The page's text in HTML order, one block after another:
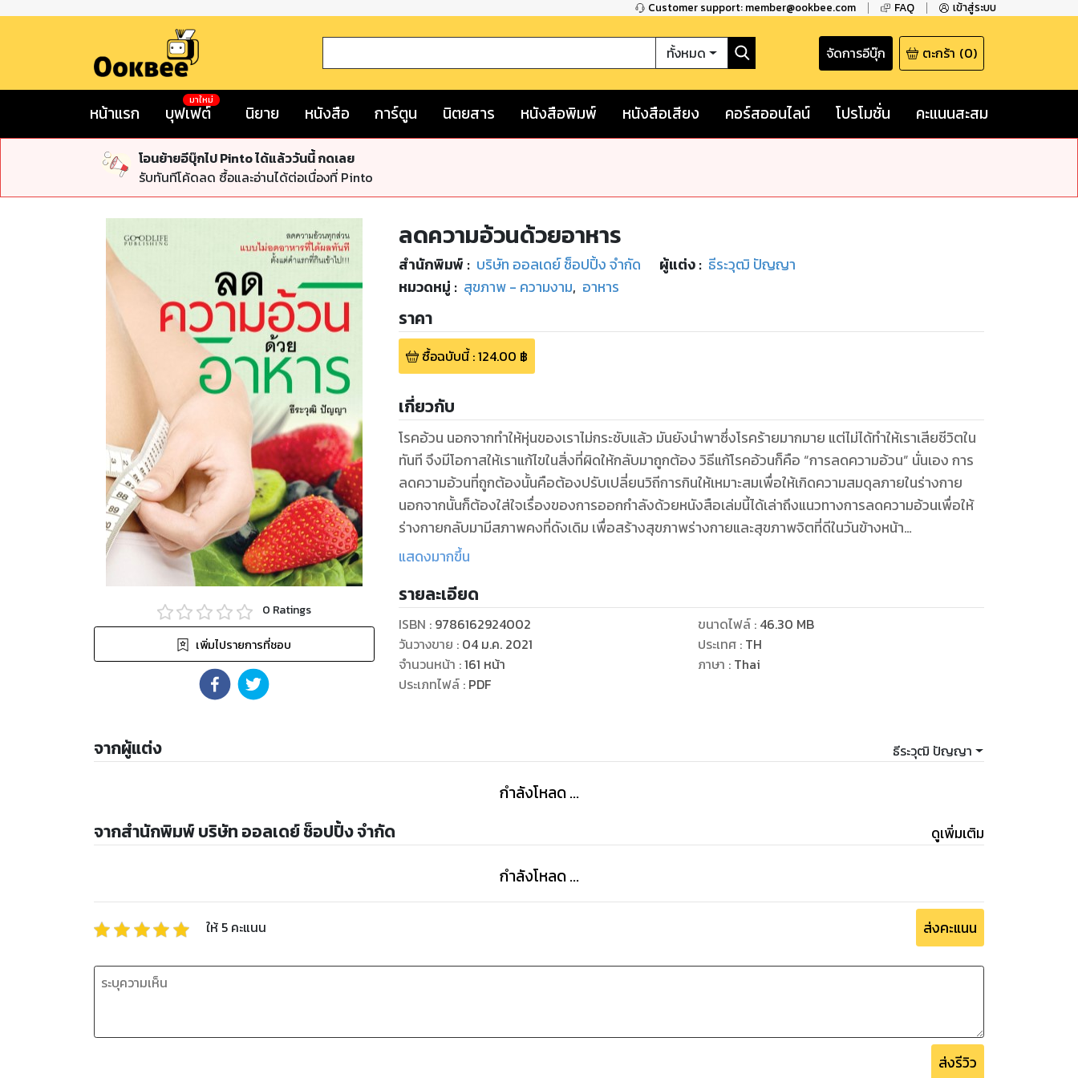
Customer support: member@ookbee.com FAQ เข้าสู่ระบบ
ทั้งหมด จัดการอีบุ๊ก ตะกร้า (0)
หน้าแรก บุฟเฟต์
มาใหม่
นิยาย หนังสือ การ์ตูน นิตยสาร หนังสือพิมพ์ หนังสือเสียง คอร์สออนไลน์ โปรโมชั่น คะแนนสะสม
โอนย้ายอีบุ๊กไป Pinto ได้แล้ววันนี้ กดเลย
รับทันทีโค้ดลด ซื้อและอ่านได้ต่อเนื่องที่ Pinto
0 Ratings
เพิ่มไปรายการที่ชอบ
ลดความอ้วนด้วยอาหาร
สำนักพิมพ์ : บริษัท ออลเดย์ ช็อปปิ้ง จำกัด ผู้แต่ง : ธีระวุฒิ ปัญญา
หมวดหมู่ : สุขภาพ - ความงาม, อาหาร
ราคา
ซื้อฉบับนี้:124.00 ฿
เกี่ยวกับ
โรคอ้วน นอกจากทำให้หุ่นของเราไม่กระชับแล้ว มันยังนำพาซึ่งโรคร้ายมากมาย แต่ไม่ได้ทำให้เราเสียชีวิตใน
ทันที จึงมีโอกาสให้เราแก้ไขในสิ่งที่ผิดให้กลับมาถูกต้อง วิธีแก้โรคอ้วนก็คือ “การลดความอ้วน” นั่นเอง การ
ลดความอ้วนที่ถูกต้องนั้นคือต้องปรับเปลี่ยนวิถีการกินให้เหมาะสมเพื่อให้เกิดความสมดุลภายในร่างกาย
นอกจากนั้นก็ต้องใส่ใจเรื่องของการออกกำลังด้วยหนังสือเล่มนี้ได้เล่าถึงแนวทางการลดความอ้วนเพื่อให้
ร่างกายกลับมามีสภาพคงที่ดังเดิม เพื่อสร้างสุขภาพร่างกายและสุขภาพจิตที่ดีในวันข้างหน้า
แสดงมากขึ้น
รายละเอียด
ISBN : 9786162924002
วันวางขาย : 04 ม.ค. 2021
จำนวนหน้า :161 หน้า
ประเภทไฟล์: PDF
ขนาดไฟล์: 46.30 MB
ประเทศ : TH
ภาษา : Thai
จากผู้แต่ง ธีระวุฒิ ปัญญา
กำลังโหลด ...
จากสำนักพิมพ์ บริษัท ออลเดย์ ช็อปปิ้ง จำกัด ดูเพิ่มเติม
กำลังโหลด ...
ให้ 5 คะแนน ส่งคะแนน
ส่งรีวิว